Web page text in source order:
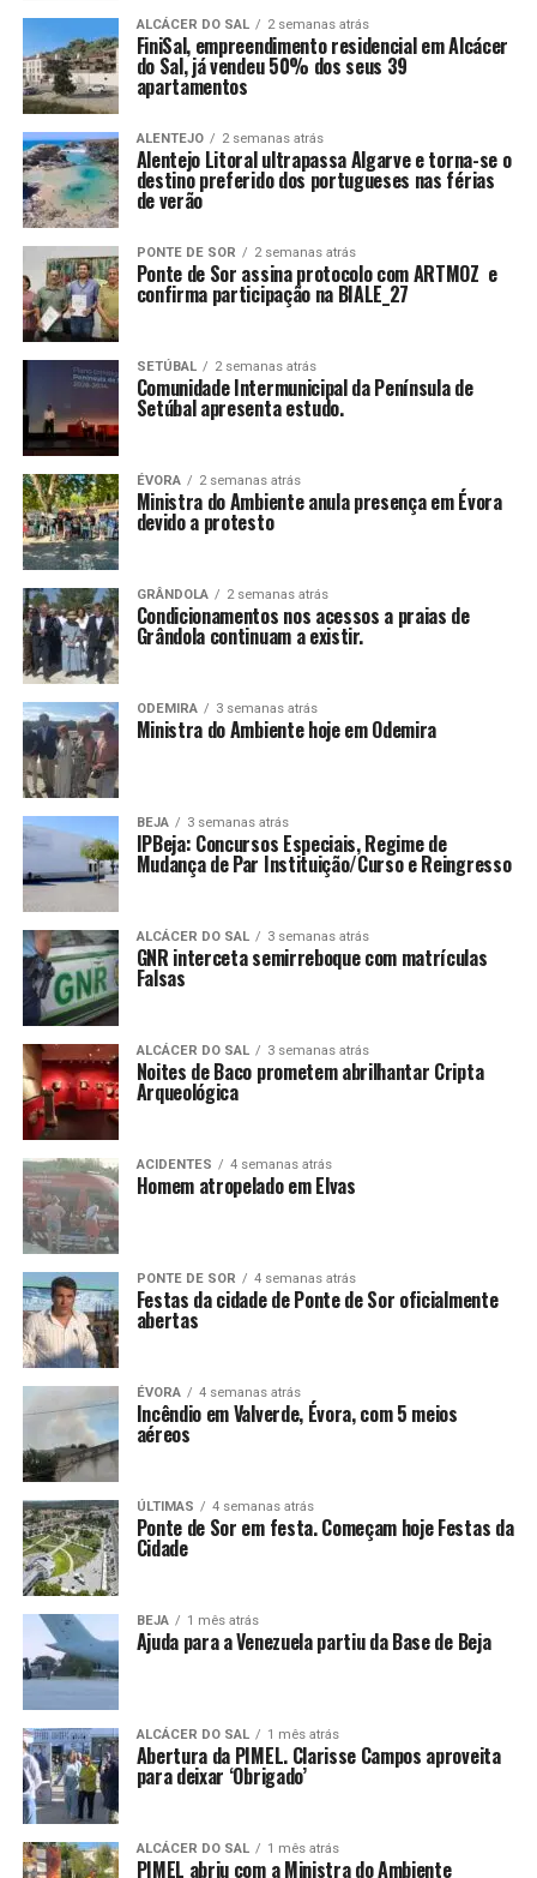
ALCÁCER DO SAL 2 semanas atrás
FiniSal, empreendimento residencial em Alcácer
do Sal, já vendeu 50% dos seus 39
apartamentos
ALENTEJO 2 semanas atrás
Alentejo Litoral ultrapassa Algarve e torna-se o
destino preferido dos portugueses nas férias
de verão
PONTE DE SOR 2 semanas atrás
Ponte de Sor assina protocolo com ARTMOZ e
confirma participação na BIALE_27
SETÚBAL 2 semanas atrás
Comunidade Intermunicipal da Península de
Setúbal apresenta estudo.
ÉVORA 2 semanas atrás
Ministra do Ambiente anula presença em Évora
devido a protesto
GRÂNDOLA 2 semanas atrás
Condicionamentos nos acessos a praias de
Grândola continuam a existir.
ODEMIRA 3 semanas atrás
Ministra do Ambiente hoje em Odemira
BEJA 3 semanas atrás
IPBeja: Concursos Especiais, Regime de
Mudança de Par Instituição/Curso e Reingresso
ALCÁCER DO SAL 3 semanas atrás
GNR interceta semirreboque com matrículas
Falsas
ALCÁCER DO SAL 3 semanas atrás
Noites de Baco prometem abrilhantar Cripta
Arqueológica
ACIDENTES 4 semanas atrás
Homem atropelado em Elvas
PONTE DE SOR 4 semanas atrás
Festas da cidade de Ponte de Sor oficialmente
abertas
ÉVORA 4 semanas atrás
Incêndio em Valverde, Évora, com 5 meios
aéreos
ÚLTIMAS 4 semanas atrás
Ponte de Sor em festa. Começam hoje Festas da
Cidade
BEJA 1 mês atrás
Ajuda para a Venezuela partiu da Base de Beja
ALCÁCER DO SAL 1 mês atrás
Abertura da PIMEL. Clarisse Campos aproveita
para deixar ‘Obrigado’
ALCÁCER DO SAL 1 mês atrás
PIMEL abriu com a Ministra do Ambiente